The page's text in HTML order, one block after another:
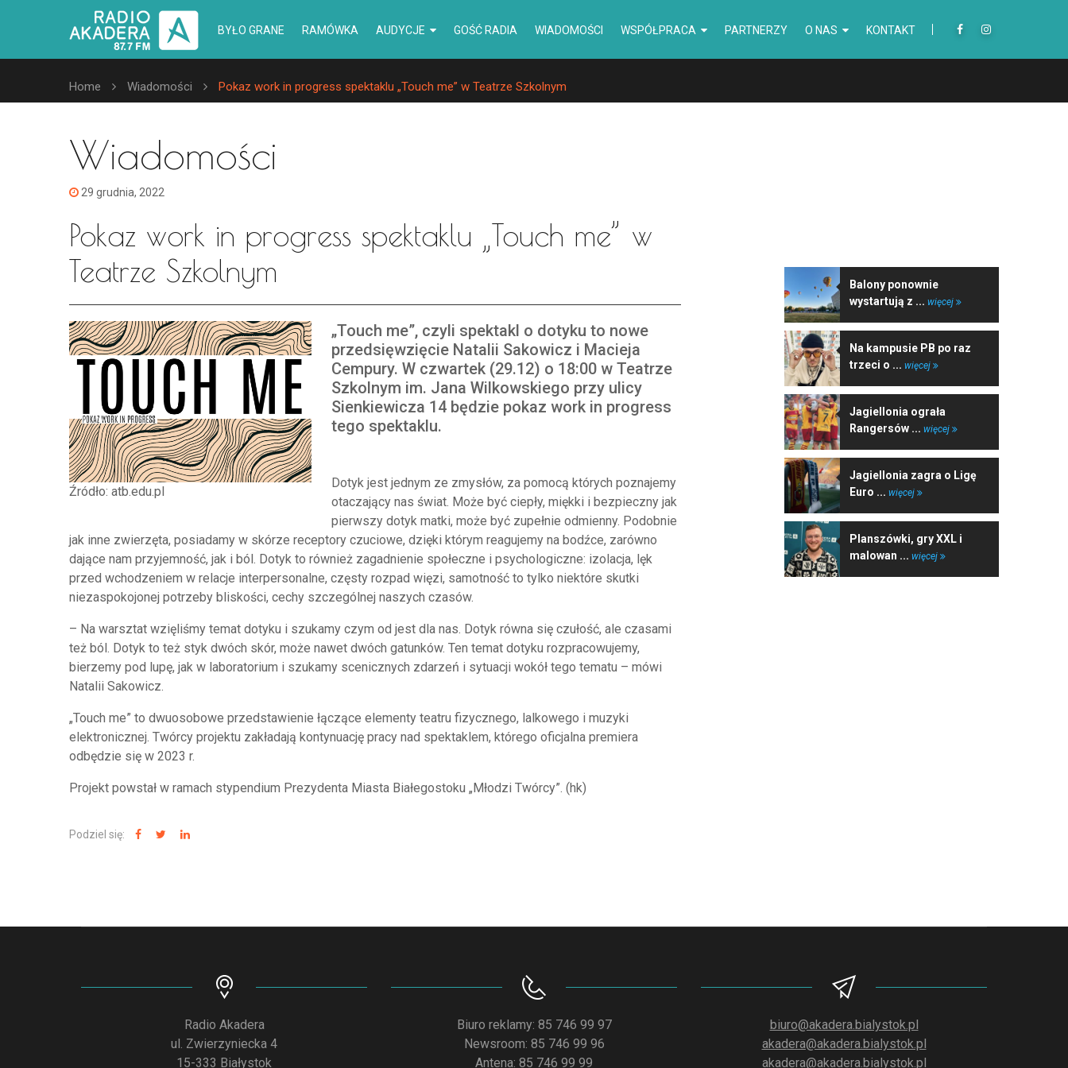
BYŁO GRANE RAMÓWKA AUDYCJE GOŚĆ RADIA WIADOMOŚCI WSPÓŁPRACA PARTNERZY O NAS KONTAKT
Home Wiadomości Pokaz work in progress spektaklu „Touch me” w Teatrze Szkolnym
Wiadomości
29 grudnia, 2022
Pokaz work in progress spektaklu „Touch me” w
Teatrze Szkolnym
Źródło: atb.edu.pl
„Touch me”, czyli spektakl o dotyku to nowe
przedsięwzięcie Natalii Sakowicz i Macieja
Cempury. W czwartek (29.12) o 18:00 w Teatrze
Szkolnym im. Jana Wilkowskiego przy ulicy
Sienkiewicza 14 będzie pokaz work in progress
tego spektaklu.
Dotyk jest jednym ze zmysłów, za pomocą których poznajemy
otaczający nas świat. Może być ciepły, miękki i bezpieczny jak
pierwszy dotyk matki, może być zupełnie odmienny. Podobnie
jak inne zwierzęta, posiadamy w skórze receptory czuciowe, dzięki którym reagujemy na bodźce, zarówno
dające nam przyjemność, jak i ból. Dotyk to również zagadnienie społeczne i psychologiczne: izolacja, lęk
przed wchodzeniem w relacje interpersonalne, częsty rozpad więzi, samotność to tylko niektóre skutki
niezaspokojonej potrzeby bliskości, cechy szczególnej naszych czasów.
– Na warsztat wzięliśmy temat dotyku i szukamy czym od jest dla nas. Dotyk równa się czułość, ale czasami
też ból. Dotyk to też styk dwóch skór, może nawet dwóch gatunków. Ten temat dotyku rozpracowujemy,
bierzemy pod lupę, jak w laboratorium i szukamy scenicznych zdarzeń i sytuacji wokół tego tematu – mówi
Natalii Sakowicz.
„Touch me” to dwuosobowe przedstawienie łączące elementy teatru fizycznego, lalkowego i muzyki
elektronicznej. Twórcy projektu zakładają kontynuację pracy nad spektaklem, którego oficjalna premiera
odbędzie się w 2023 r.
Projekt powstał w ramach stypendium Prezydenta Miasta Białegostoku „Młodzi Twórcy”. (hk)
Podziel się:
Balony ponownie
wystartują z ... więcej
Na kampusie PB po raz
trzeci o ... więcej
Jagiellonia ograła
Rangersów ... więcej
Jagiellonia zagra o Ligę
Euro ... więcej
Planszówki, gry XXL i
malowan ... więcej
Radio Akadera
ul. Zwierzyniecka 4
15-333 Białystok
Biuro reklamy: 85 746 99 97
Newsroom: 85 746 99 96
Antena: 85 746 99 99
biuro@akadera.bialystok.pl
akadera@akadera.bialystok.pl
akadera@akadera.bialystok.pl